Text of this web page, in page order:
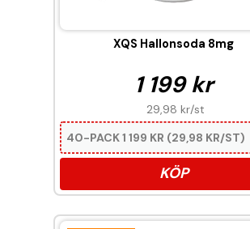
XQS Hallonsoda 8mg
1 199 kr
29,98 kr/st
KÖP